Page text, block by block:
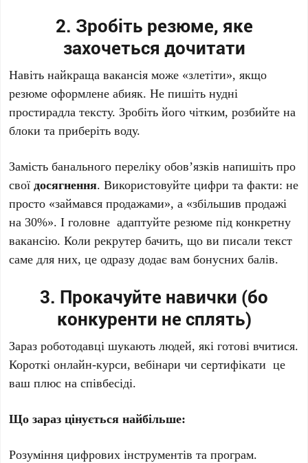
2. Зробіть резюме, яке
захочеться дочитати
Навіть найкраща вакансія може «злетіти», якщо
резюме оформлене абияк. Не пишіть нудні
простирадла тексту. Зробіть його чітким, розбийте на
блоки та приберіть воду.
Замість банального переліку обов’язків напишіть про
своїдосягнення. Використовуйте цифри та факти: не
просто «займався продажами», а «збільшив продажі
на 30%». І головне адаптуйте резюме під конкретну
вакансію. Коли рекрутер бачить, що ви писали текст
саме для них, це одразу додає вам бонусних балів.
3. Прокачуйте навички (бо
конкуренти не сплять)
Зараз роботодавці шукають людей, які готові вчитися.
Короткі онлайн-курси, вебінари чи сертифікати це
ваш плюс на співбесіді.
Що зараз цінується найбільше:
Розуміння цифрових інструментів та програм.